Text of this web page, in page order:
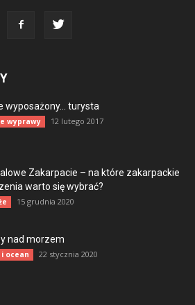
wyposażony… turysta
wyprawy 12 lutego 2017
Zakarpacie – na które zakarpackie
warto się wybrać?
15 grudnia 2020
nad morzem
ocean 22 stycznia 2020